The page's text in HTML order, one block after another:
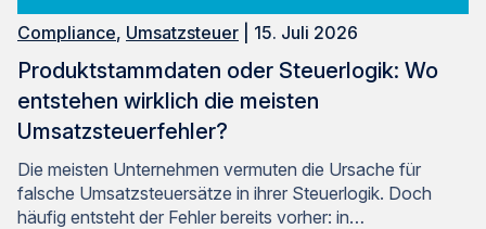
Compliance, Umsatzsteuer | 15. Juli 2026
Produktstammdaten oder Steuerlogik: Wo
entstehen wirklich die meisten
Umsatzsteuerfehler?
Die meisten Unternehmen vermuten die Ursache für
falsche Umsatzsteuersätze in ihrer Steuerlogik. Doch
häufig entsteht der Fehler bereits vorher: in…